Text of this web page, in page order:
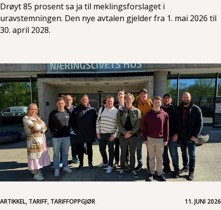
Drøyt 85 prosent sa ja til meklingsforslaget i
uravstemningen. Den nye avtalen gjelder fra 1. mai 2026 til
30. april 2028.
ARTIKKEL, TARIFF, TARIFFOPPGJØR 11. JUNI 2026